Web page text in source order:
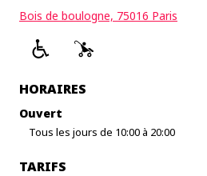
Bois de boulogne, 75016 Paris
HORAIRES
Ouvert
Tous les jours de 10:00 à 20:00
TARIFS